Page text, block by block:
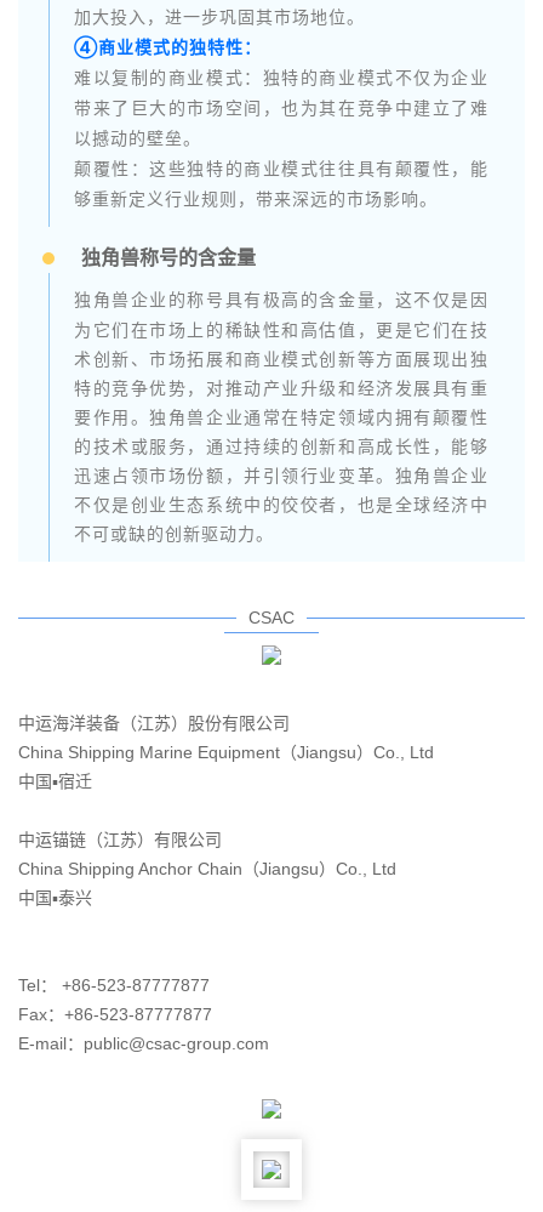
加大投入，进一步巩固其市场地位。
④商业模式的独特性：
难以复制的商业模式：独特的商业模式不仅为企业
带来了巨大的市场空间，也为其在竞争中建立了难
以撼动的壁垒。
颠覆性：这些独特的商业模式往往具有颠覆性，能
够重新定义行业规则，带来深远的市场影响。
独角兽称号的含金量
独角兽企业的称号具有极高的含金量，这不仅是因
为它们在市场上的稀缺性和高估值，更是它们在技
术创新、市场拓展和商业模式创新等方面展现出独
特的竞争优势，对推动产业升级和经济发展具有重
要作用。独角兽企业通常在特定领域内拥有颠覆性
的技术或服务，通过持续的创新和高成长性，能够
迅速占领市场份额，并引领行业变革。独角兽企业
不仅是创业生态系统中的佼佼者，也是全球经济中
不可或缺的创新驱动力。
CSAC
中运海洋装备（江苏）股份有限公司
China Shipping Marine Equipment（Jiangsu）Co., Ltd
中国▪宿迁
中运锚链（江苏）有限公司
China Shipping Anchor Chain（Jiangsu）Co., Ltd
中国▪泰兴
Tel： +86-523-87777877
Fax：+86-523-87777877
E-mail：public@csac-group.com